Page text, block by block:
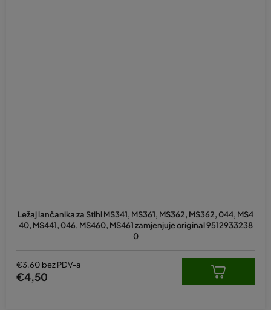
Ležaj lančanika za Stihl MS341, MS361, MS362, MS362, 044, MS4
40, MS441, 046, MS460, MS461 zamjenjuje original 9512933238
0
€3,60 bez PDV-a
€4,50